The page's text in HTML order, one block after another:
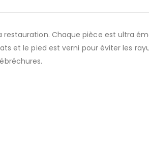
Chaque pièce est ultra
et le pied est verni pour éviter les